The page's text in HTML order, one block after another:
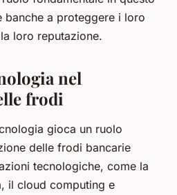
banche a proteggere i loro
loro reputazione.
nel
frodi
gioca un ruolo
delle frodi bancarie
tecnologiche, come la
il cloud computing e